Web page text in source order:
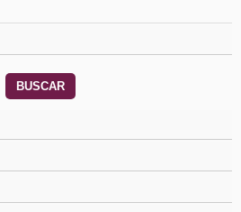
BUSCAR